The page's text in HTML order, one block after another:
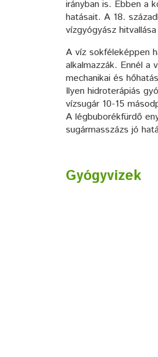
irányban is. Ebben a
hatásait. A 18.
vízgyógyász
A víz sokféleképpen
alkalmazzák. Ennél a
mechanikai és
Ilyen hidroterápiás
vízsugár 10-15
A légbuborékfürdő
sugármasszázs jó
Gyógyvizek